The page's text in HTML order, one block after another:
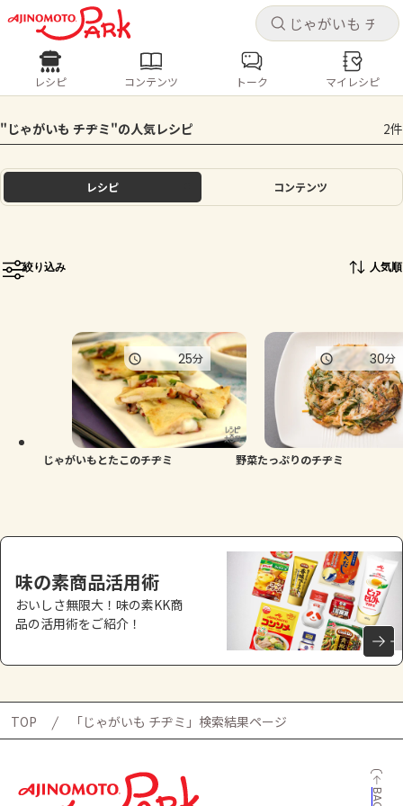
キャ
ログインするとレシピを保存できます
ログイン
ホーム
トーク
よくあるお問い合わせ
お買い物
キャ
レシピ コンテンツ
人気の食材・レシピ
きゅうり なす トマト とうもろこし
ピーマン
レシピ コンテンツ トーク マイレシピ
"じゃがいも チヂミ"の人気レシピ 2件
レシピ コンテンツ
絞り込み 人気順
じゃがいもとたこのチヂミ
25分
野菜たっぷりのチヂミ
30分
味の素商品活用術
おいしさ無限大！味の素KK商
品の活用術をご紹介！
TOP 「じゃがいも チヂミ」検索結果ページ